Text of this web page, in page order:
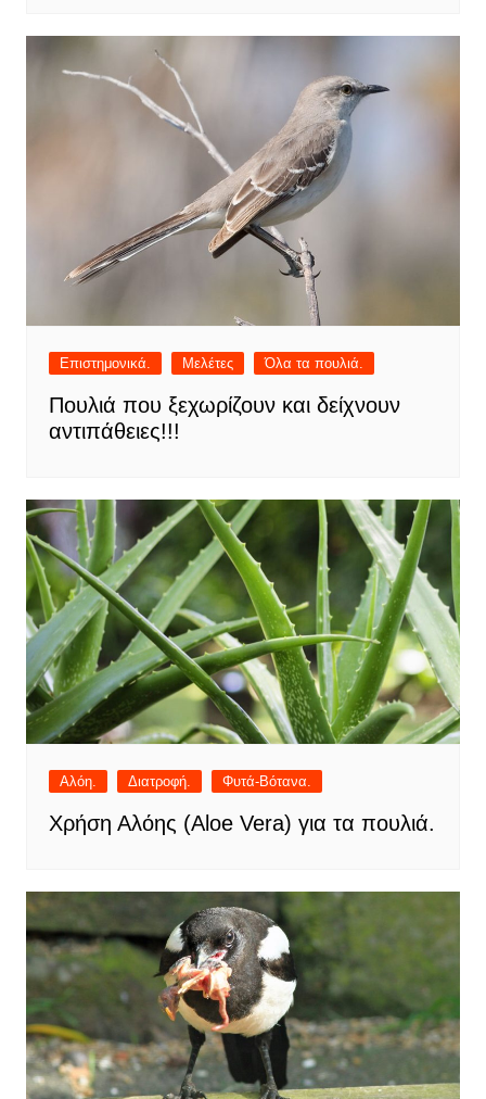
Επιστημονικά. Μελέτες Όλα τα πουλιά.
Πουλιά που ξεχωρίζουν και δείχνουν
αντιπάθειες!!!
Αλόη. Διατροφή. Φυτά-Βότανα.
Χρήση Αλόης (Aloe Vera) για τα πουλιά.